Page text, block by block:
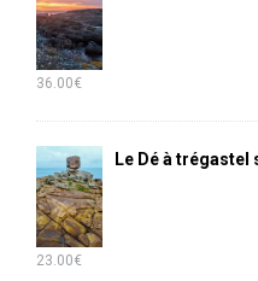
36.00€
Le Dé à
23.00€